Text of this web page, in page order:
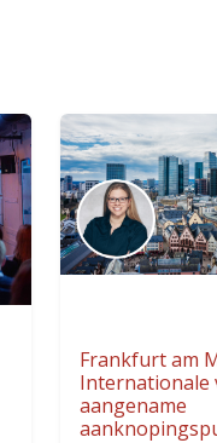
Frankfurt am
Internationale
aangename